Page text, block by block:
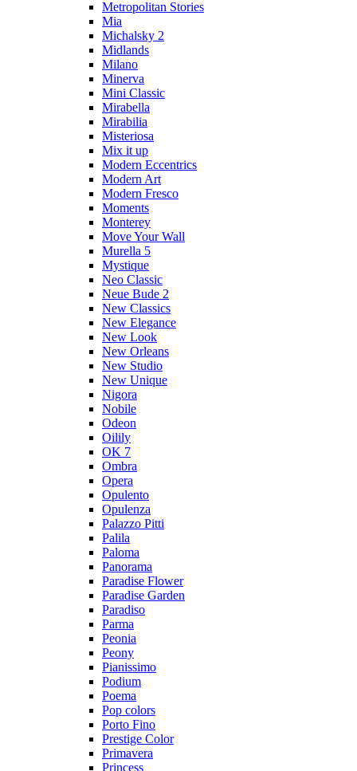
Metropolitan Stories
Mia
Michalsky 2
Midlands
Milano
Minerva
Mini Classic
Mirabella
Mirabilia
Misteriosa
Mix it up
Modern Eccentrics
Modern Art
Modern Fresco
Moments
Monterey
Move Your Wall
Murella 5
Mystique
Neo Classic
Neue Bude 2
New Classics
New Elegance
New Look
New Orleans
New Studio
New Unique
Nigora
Nobile
Odeon
Oilily
OK 7
Ombra
Opera
Opulento
Opulenza
Palazzo Pitti
Palila
Paloma
Panorama
Paradise Flower
Paradise Garden
Paradiso
Parma
Peonia
Peony
Pianissimo
Podium
Poema
Pop colors
Porto Fino
Prestige Color
Primavera
Princess